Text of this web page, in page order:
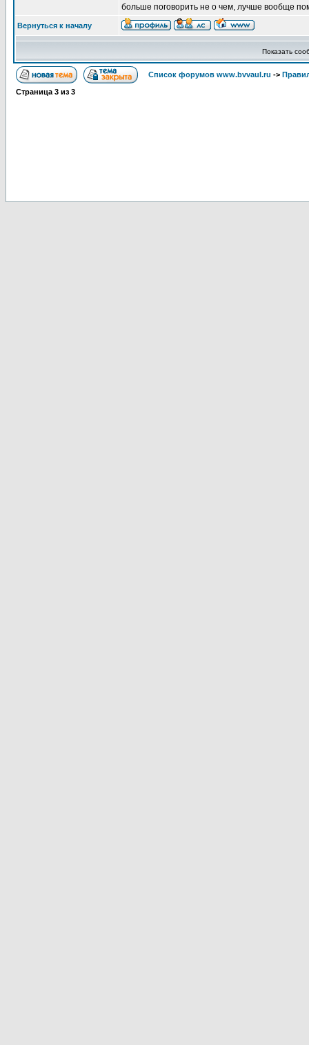
больше поговорить не о чем, лучше вообще
Вернуться к началу
Показать
Список форумов www.bvvaul.ru ->
Страница 3 из 3